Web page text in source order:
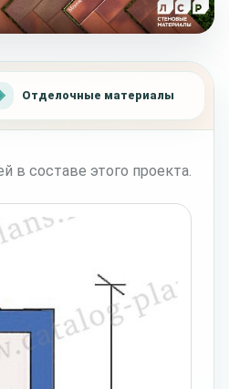
Отделочные материалы
в составе этого проекта.